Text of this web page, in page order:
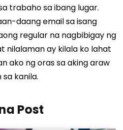
trabaho sa ibang lugar.
daang email sa isang
regular na nagbibigay ng
nilalaman ay kilala ko lahat
ako ng oras sa aking araw
kanila.
Post